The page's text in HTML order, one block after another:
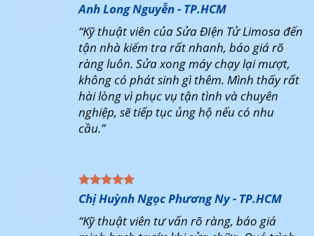
Anh Long Nguyễn - TP.HCM
“Kỹ thuật viên của Sửa ĐIện Tử Limosa đến
tận nhà kiểm tra rất nhanh, báo giá rõ
ràng luôn. Sửa xong máy chạy lại mượt,
không có phát sinh gì thêm. Mình thấy rất
hài lòng vì phục vụ tận tình và chuyên
nghiệp, sẽ tiếp tục ủng hộ nếu có nhu
cầu.”
Chị Huỳnh Ngọc Phương Ny - TP.HCM
“Kỹ thuật viên tư vấn rõ ràng, báo giá